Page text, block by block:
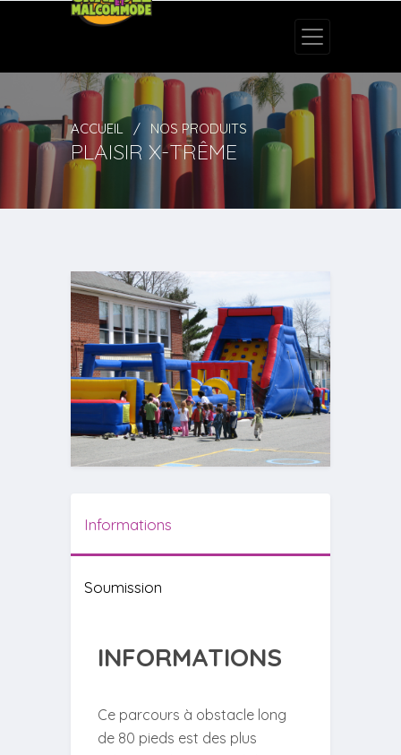
ACCUEIL NOS PRODUITS
PLAISIR X-TRÊME
Informations
Soumission
INFORMATIONS
Ce parcours à obstacle long
de 80 pieds est des plus